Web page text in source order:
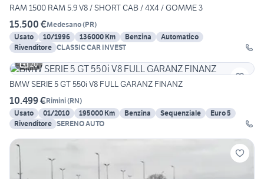
RAM 1500 RAM 5.9 V8 / SHORT CAB / 4X4 / GOMME 3
15.500 €Medesano(PR)
Usato
10/1996 136000 Km Benzina
Automatico
Rivenditore CLASSIC CAR INVEST
20
BMW SERIE 5 GT 550i V8 FULL GARANZ FINANZ
10.499 €Rimini(RN)
Usato
01/2010 195000 Km Benzina Sequenziale
Euro 5
Rivenditore SERENO AUTO